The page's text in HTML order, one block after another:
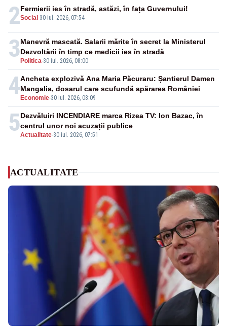
2Social-30 iul. 2026, 07:54
Fermierii ies în stradă, astăzi, în fața Guvernului!
3Politica-30 iul. 2026, 08:00
Manevră mascată. Salarii mărite în secret la Ministerul
Dezvoltării în timp ce medicii ies în stradă
4Economie-30 iul. 2026, 08:09
Ancheta explozivă Ana Maria Păcuraru: Șantierul Damen
Mangalia, dosarul care scufundă apărarea României
5Actualitate-30 iul. 2026, 07:51
Dezvăluiri INCENDIARE marca Rizea TV: Ion Bazac, în
centrul unor noi acuzații publice
ACTUALITATE